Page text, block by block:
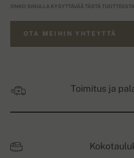
ONKO SINULLA KYSYTTÄVÄÄ TÄSTÄ
OTA MEIHIN YHTEYTTÄ
Toimitus ja